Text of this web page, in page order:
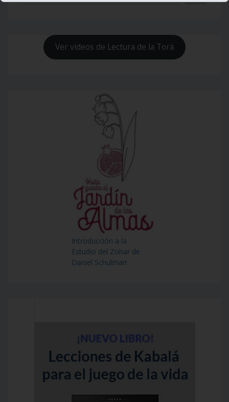
Ver videos de Lectura de la Torá
Introducción a la
Estudio del Zohar de
Daniel Schulman